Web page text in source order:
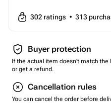
302 ratings • 313
Buyer protection
If the actual item doesn't match
or get a refund.
Cancellation rules
You can cancel the order before